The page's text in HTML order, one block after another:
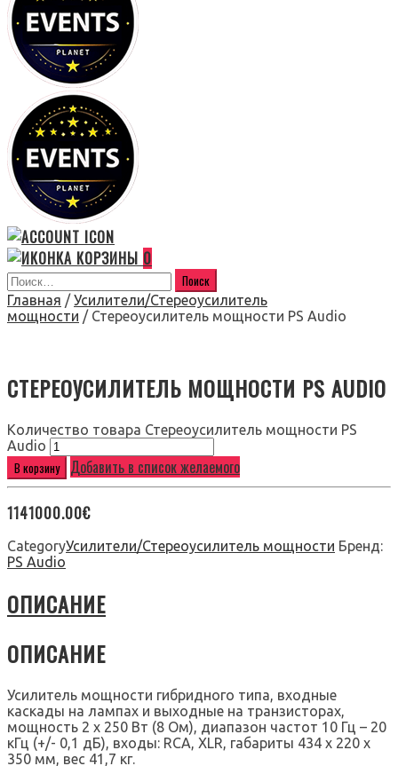
0
Главная / Усилители/Стереоусилитель
мощности / Стереоусилитель мощности PS Audio
СТЕРЕОУСИЛИТЕЛЬ МОЩНОСТИ PS AUDIO
Количество товара Стереоусилитель мощности PS
Audio
В корзину Добавить в список желаемого
1141000.00€
CategoryУсилители/Стереоусилитель мощности Бренд:
PS Audio
ОПИСАНИЕ
ОПИСАНИЕ
Усилитель мощности гибридного типа, входные
каскады на лампах и выходные на транзисторах,
мощность 2 х 250 Вт (8 Ом), диапазон частот 10 Гц – 20
кГц (+/- 0,1 дБ), входы: RCA, XLR, габариты 434 x 220 x
350 мм, вес 41,7 кг.